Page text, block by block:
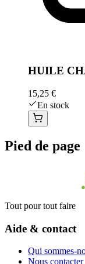
HUILE
15,25 €
En stock
Pied de page
Tout pour tout faire
Aide & contact
Qui sommes-
Nous contacter